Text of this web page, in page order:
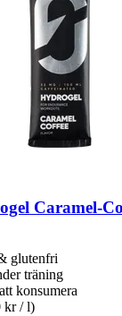
Caramel-​
glutenfri
träning
konsumera
kr / l)